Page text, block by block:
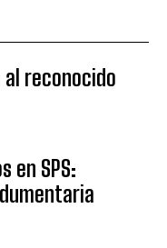
al reconocido
en SPS: